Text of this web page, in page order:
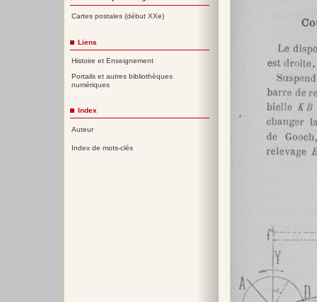
Cartes postales (début XXe)
Liens
Histoire et Enseignement
Portails et autres bibliothèques
numériques
Index
Auteur
Index de mots-clés